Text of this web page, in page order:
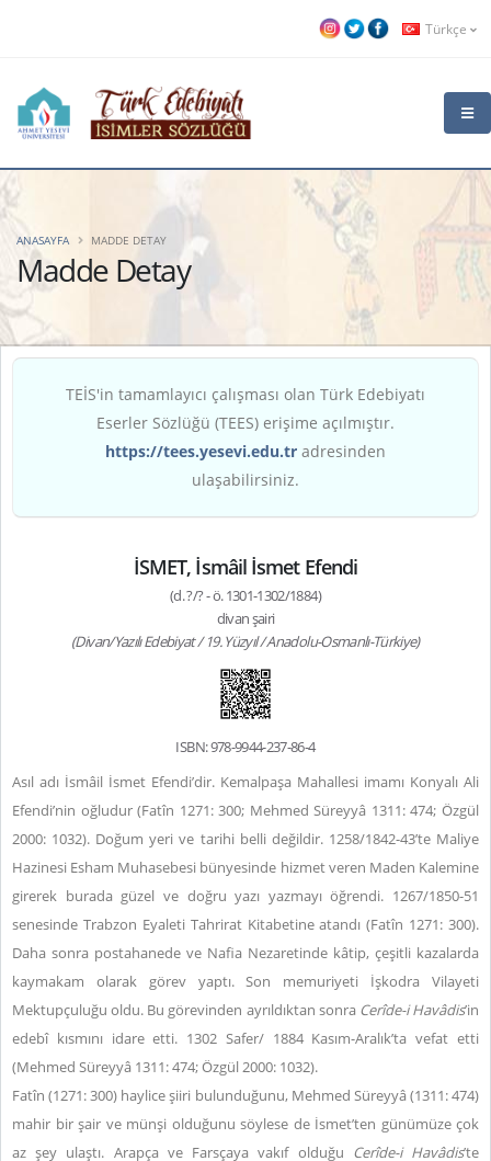
Türkçe
Madde Detay
ANASAYFA MADDE DETAY
TEİS'in tamamlayıcı çalışması olan Türk Edebiyatı
Eserler Sözlüğü (TEES) erişime açılmıştır.
https://tees.yesevi.edu.tr adresinden
ulaşabilirsiniz.
İSMET, İsmâil İsmet Efendi
(d. ?/? - ö. 1301-1302/1884)
divan şairi
(Divan/Yazılı Edebiyat / 19. Yüzyıl / Anadolu-Osmanlı-Türkiye)
ISBN: 978-9944-237-86-4
Asıl adı İsmâil İsmet Efendi’dir. Kemalpaşa Mahallesi imamı Konyalı Ali
Efendi’nin oğludur (Fatîn 1271: 300; Mehmed Süreyyâ 1311: 474; Özgül
2000: 1032). Doğum yeri ve tarihi belli değildir. 1258/1842-43’te Maliye
Hazinesi Esham Muhasebesi bünyesinde hizmet veren Maden Kalemine
girerek burada güzel ve doğru yazı yazmayı öğrendi. 1267/1850-51
senesinde Trabzon Eyaleti Tahrirat Kitabetine atandı (Fatîn 1271: 300).
Daha sonra postahanede ve Nafia Nezaretinde kâtip, çeşitli kazalarda
kaymakam olarak görev yaptı. Son memuriyeti İşkodra Vilayeti
Mektupçuluğu oldu. Bu görevinden ayrıldıktan sonra Cerîde-i Havâdis’in
edebî kısmını idare etti. 1302 Safer/ 1884 Kasım-Aralık’ta vefat etti
(Mehmed Süreyyâ 1311: 474; Özgül 2000: 1032).
Fatîn (1271: 300) haylice şiiri bulunduğunu, Mehmed Süreyyâ (1311: 474)
mahir bir şair ve münşi olduğunu söylese de İsmet’ten günümüze çok
az şey ulaştı. Arapça ve Farsçaya vakıf olduğu Cerîde-i Havâdis’te